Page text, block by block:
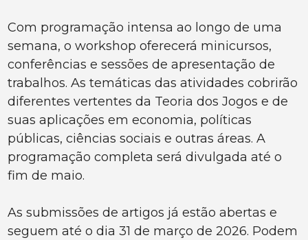
Com programação intensa ao longo de uma
semana, o workshop oferecerá minicursos,
conferências e sessões de apresentação de
trabalhos. As temáticas das atividades cobrirão
diferentes vertentes da Teoria dos Jogos e de
suas aplicações em economia, políticas
públicas, ciências sociais e outras áreas. A
programação completa será divulgada até o
fim de maio.
As submissões de artigos já estão abertas e
seguem até o dia 31 de março de 2026. Podem